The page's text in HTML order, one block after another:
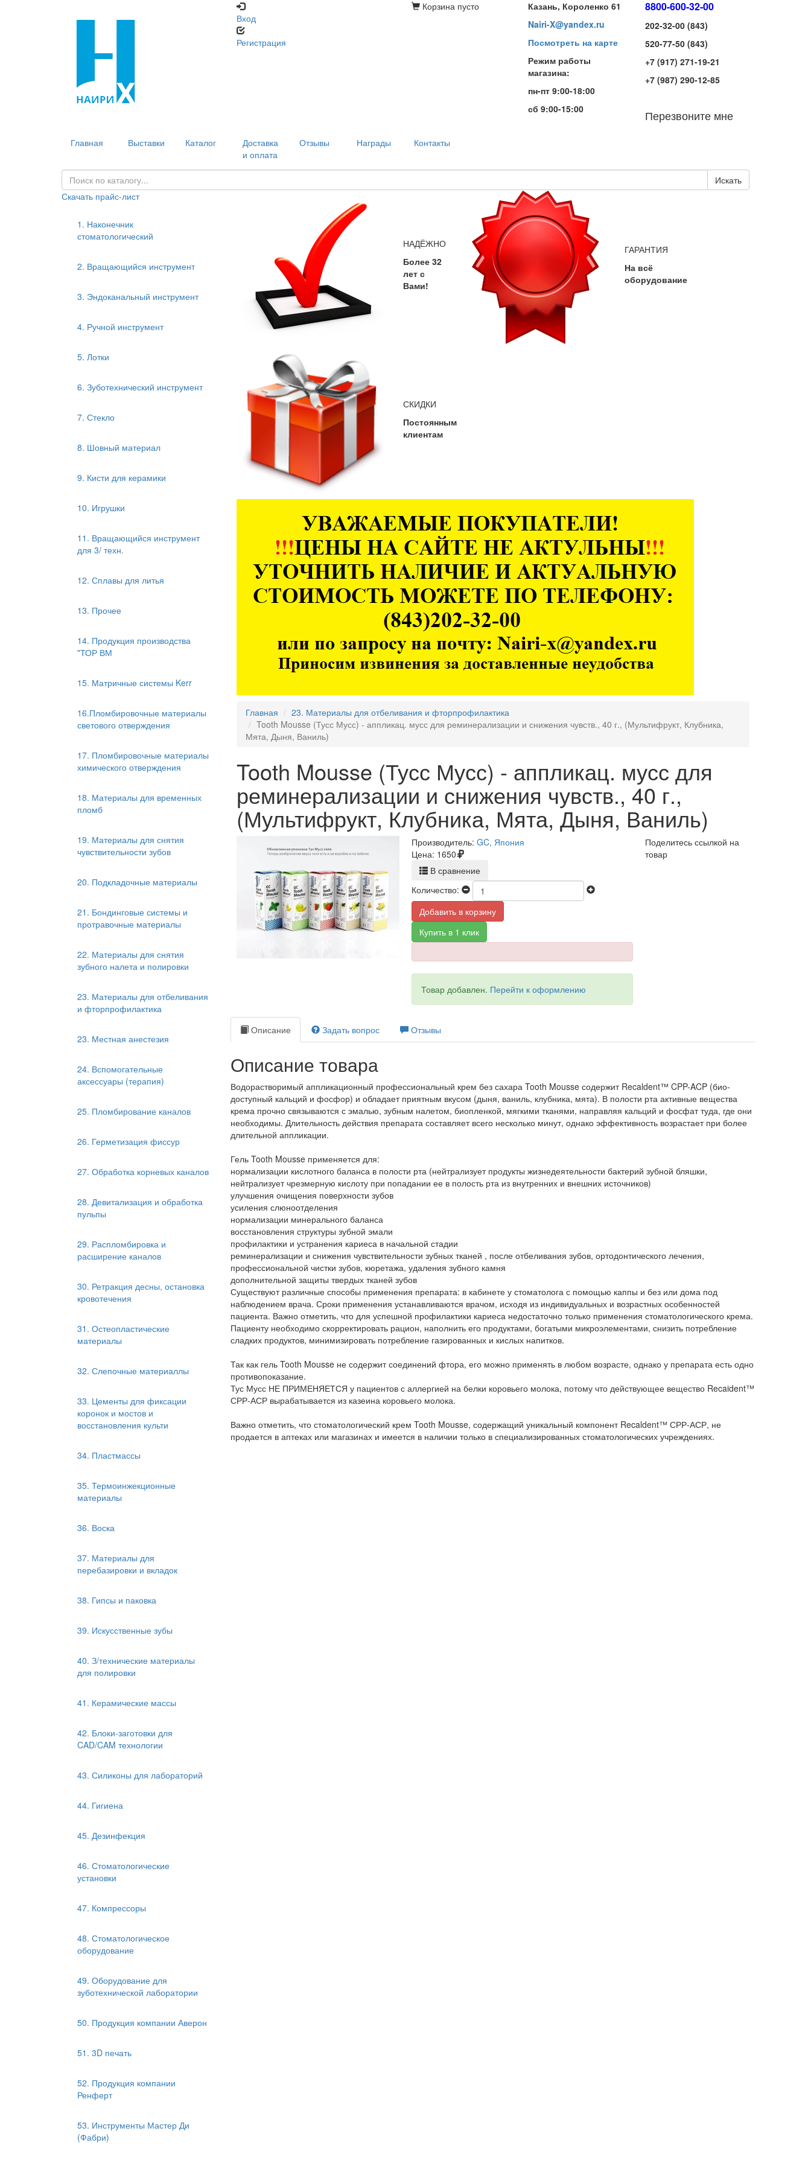
Вход
Регистрация
Корзина пусто
Казань, Короленко 61
Nairi-X@yandex.ru
Посмотреть на карте
Режим работы
магазина:
пн-пт 9:00-18:00
сб 9:00-15:00
8800-600-32-00
202-32-00 (843)
520-77-50 (843)
+7 (917) 271-19-21
+7 (987) 290-12-85
Перезвоните мне
Главная Выставки Каталог
Доставка
и оплата
Отзывы Награды Контакты
Искать
Скачать прайс-лист
1. Наконечник
стоматологический
2. Вращающийся инструмент
3. Эндоканальный инструмент
4. Ручной инструмент
5. Лотки
6. Зуботехнический инструмент
7. Стекло
8. Шовный материал
9. Кисти для керамики
10. Игрушки
11. Вращающийся инструмент
для 3/ техн.
12. Сплавы для литья
13. Прочее
14. Продукция производства
"ТОР ВМ
15. Матричные системы Kerr
16.Пломбировочные материалы
светового отверждения
17. Пломбировочные материалы
химического отверждения
18. Материалы для временных
пломб
19. Материалы для снятия
чувствительности зубов
20. Подкладочные материалы
21. Бондинговые системы и
протравочные материалы
22. Материалы для снятия
зубного налета и полировки
23. Материалы для отбеливания
и фторпрофилактика
23. Местная анестезия
24. Вспомогательные
аксессуары (терапия)
25. Пломбирование каналов
26. Герметизация фиссур
27. Обработка корневых каналов
28. Девитализация и обработка
пульпы
29. Распломбировка и
расширение каналов
30. Ретракция десны, остановка
кровотечения
31. Остеопластические
материалы
32. Слепочные материаллы
33. Цементы для фиксации
коронок и мостов и
восстановления культи
34. Пластмассы
35. Термоинжекционные
материалы
36. Воска
37. Материалы для
перебазировки и вкладок
38. Гипсы и паковка
39. Искусственные зубы
40. З/технические материалы
для полировки
41. Керамические массы
42. Блоки-заготовки для
CAD/CAM технологии
43. Силиконы для лабораторий
44. Гигиена
45. Дезинфекция
46. Стоматологические
установки
47. Компрессоры
48. Стоматологическое
оборудование
49. Оборудование для
зуботехнической лаборатории
50. Продукция компании Аверон
51. 3D печать
52. Продукция компании
Ренферт
53. Инструменты Мастер Ди
(Фабри)
НАДЁЖНО
Более 32
лет с
Вами!
ГАРАНТИЯ
На всё
оборудование
СКИДКИ
Постоянным
клиентам
Главная
23. Материалы для отбеливания и фторпрофилактика
Tooth Mousse (Тусс Мусс) - аппликац. мусс для реминерализации и снижения чувств., 40 г., (Мультифрукт, Клубника,
Мята, Дыня, Ваниль)
Tooth Mousse (Тусс Мусс) - аппликац. мусс для
реминерализации и снижения чувств., 40 г.,
(Мультифрукт, Клубника, Мята, Дыня, Ваниль)
Производитель: GC, Япония
Цена: 1650
В сравнение
Количество:
Добавить в корзину
Купить в 1 клик
Товар добавлен. Перейти к оформлению
Поделитесь ссылкой на
товар
Описание Задать вопрос Отзывы
Описание товара
Водорастворимый аппликационный профессиональный крем без сахара Tooth Mousse содержит Recaldent™ CPP-ACP (био-
доступный кальций и фосфор) и обладает приятным вкусом (дыня, ваниль, клубника, мята). В полости рта активные вещества
крема прочно связываются с эмалью, зубным налетом, биопленкой, мягкими тканями, направляя кальций и фосфат туда, где они
необходимы. Длительность действия препарата составляет всего несколько минут, однако эффективность возрастает при более
длительной аппликации.
Гель Tooth Mousse применяется для:
нормализации кислотного баланса в полости рта (нейтрализует продукты жизнедеятельности бактерий зубной бляшки,
нейтрализует чрезмерную кислоту при попадании ее в полость рта из внутренних и внешних источников)
улучшения очищения поверхности зубов
усиления слюноотделения
нормализации минерального баланса
восстановления структуры зубной эмали
профилактики и устранения кариеса в начальной стадии
реминерализации и снижения чувствительности зубных тканей , после отбеливания зубов, ортодонтического лечения,
профессиональной чистки зубов, кюретажа, удаления зубного камня
дополнительной защиты твердых тканей зубов
Существуют различные способы применения препарата: в кабинете у стоматолога с помощью каппы и без или дома под
наблюдением врача. Сроки применения устанавливаются врачом, исходя из индивидуальных и возрастных особенностей
пациента. Важно отметить, что для успешной профилактики кариеса недостаточно только применения стоматологического крема.
Пациенту необходимо скорректировать рацион, наполнить его продуктами, богатыми микроэлементами, снизить потребление
сладких продуктов, минимизировать потребление газированных и кислых напитков.
Так как гель Tooth Mousse не содержит соединений фтора, его можно применять в любом возрасте, однако у препарата есть одно
противопоказание.
Тус Мусс НЕ ПРИМЕНЯЕТСЯ у пациентов с аллергией на белки коровьего молока, потому что действующее вещество Recaident™
СРР-АСР вырабатывается из казеина коровьего молока.
Важно отметить, что стоматологический крем Tooth Mousse, содержащий уникальный компонент Recaldent™ СРР-АСР, не
продается в аптеках или магазинах и имеется в наличии только в специализированных стоматологических учреждениях.